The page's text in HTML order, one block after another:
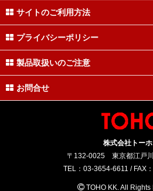
サイトのご利用方法
プライバシーポリシー
製品取扱いのご注意
お問合せ
株式会社トー
〒132-0025 東京都江戸
TEL：03-3654-6611 / FAX
TOHO KK. All